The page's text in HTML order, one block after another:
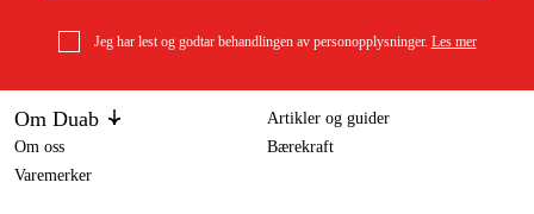
Jeg har lest og godtar behandlingen av personopplysninger. Les mer
Om Duab
Om oss
Varemerker
Artikler og guider
Bærekraft